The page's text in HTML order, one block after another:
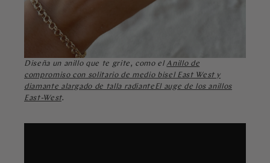
Diseña un anillo que te grite, como elAnillo de
compromiso con solitario de medio bisel East West y
diamante alargado de talla radianteEl auge de los anillos
East-West.